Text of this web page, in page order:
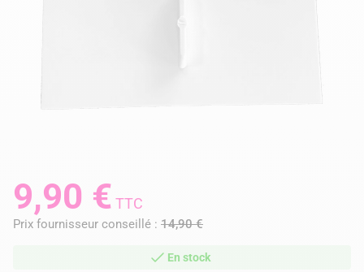
9,90 € TTC
Prix fournisseur conseillé : 14,90 €
En stock